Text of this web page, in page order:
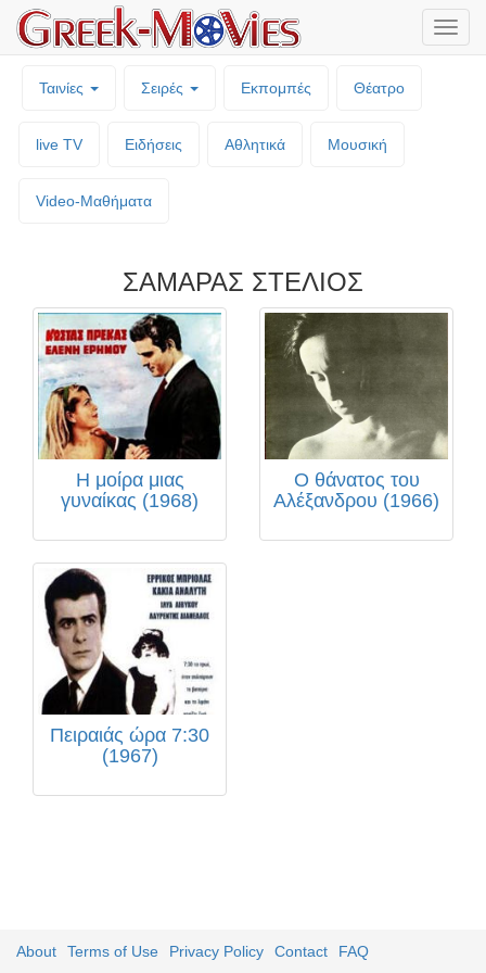
Ταινίες Σειρές Εκπομπές Θέατρο
live TV Ειδήσεις Αθλητικά Μουσική
Video-Mαθήματα
ΣΑΜΑΡΑΣ ΣΤΕΛΙΟΣ
Η μοίρα μιας
γυναίκας (1968)
Ο θάνατος του
Αλέξανδρου (1966)
Πειραιάς ώρα 7:30
(1967)
About Terms of Use Privacy Policy Contact FAQ